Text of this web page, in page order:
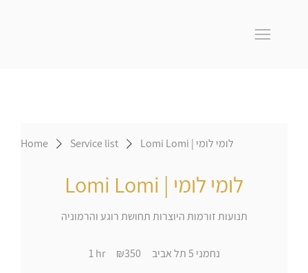
Home Service list Lomi Lomi | לומי לומי
Lomi Lomi | לומי לומי
תנועות זורמות היוצרות תחושת רוגע והרמוניה
1 hr1
Israeli
₪350 נחמני 5 תל אביב